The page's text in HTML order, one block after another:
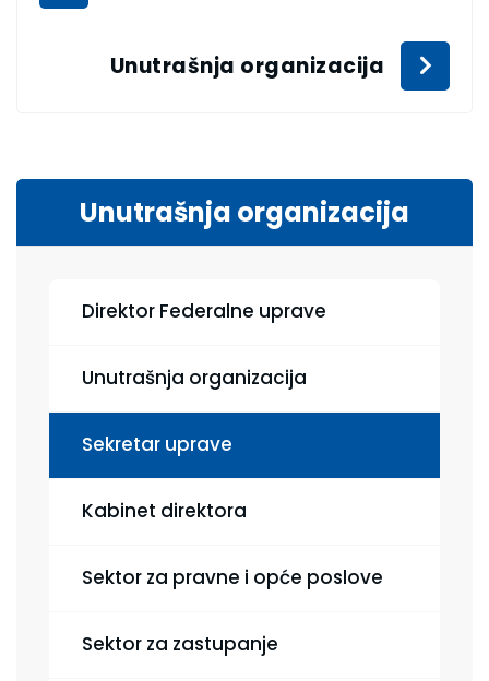
Unutrašnja organizacija
Unutrašnja organizacija
Direktor Federalne uprave
Unutrašnja organizacija
Sekretar uprave
Kabinet direktora
Sektor za pravne i opće poslove
Sektor za zastupanje